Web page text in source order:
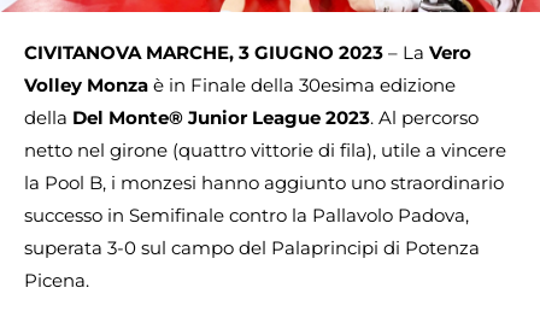
CIVITANOVA MARCHE, 3 GIUGNO 2023 – La Vero
Volley Monza è in Finale della 30esima edizione
della Del Monte® Junior League 2023. Al percorso
netto nel girone (quattro vittorie di fila), utile a vincere
la Pool B, i monzesi hanno aggiunto uno straordinario
successo in Semifinale contro la Pallavolo Padova,
superata 3-0 sul campo del Palaprincipi di Potenza
Picena.